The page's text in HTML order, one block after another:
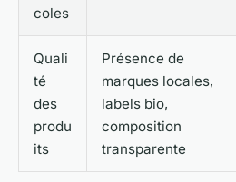
coles
Quali
té
des
produ
its
Présence de
marques locales,
labels bio,
composition
transparente